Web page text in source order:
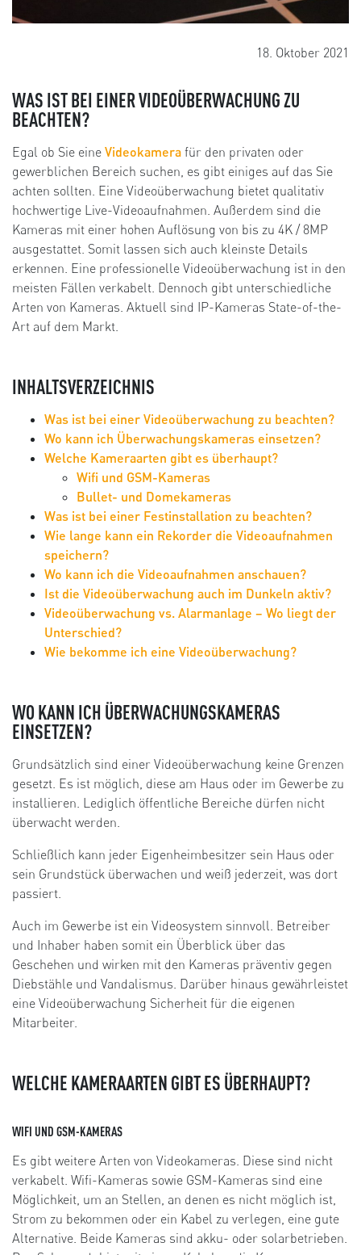
18. Oktober 2021
WAS IST BEI EINER VIDEOÜBERWACHUNG ZU
BEACHTEN?
Egal ob Sie eine Videokamera für den privaten oder
gewerblichen Bereich suchen, es gibt einiges auf das Sie
achten sollten. Eine Videoüberwachung bietet qualitativ
hochwertige Live-Videoaufnahmen. Außerdem sind die
Kameras mit einer hohen Auflösung von bis zu 4K / 8MP
ausgestattet. Somit lassen sich auch kleinste Details
erkennen. Eine professionelle Videoüberwachung ist in den
meisten Fällen verkabelt. Dennoch gibt unterschiedliche
Arten von Kameras. Aktuell sind IP-Kameras State-of-the-
Art auf dem Markt.
INHALTSVERZEICHNIS
Was ist bei einer Videoüberwachung zu beachten?
Wo kann ich Überwachungskameras einsetzen?
Welche Kameraarten gibt es überhaupt?
Wifi und GSM-Kameras
Bullet- und Domekameras
Was ist bei einer Festinstallation zu beachten?
Wie lange kann ein Rekorder die Videoaufnahmen
speichern?
Wo kann ich die Videoaufnahmen anschauen?
Ist die Videoüberwachung auch im Dunkeln aktiv?
Videoüberwachung vs. Alarmanlage – Wo liegt der
Unterschied?
Wie bekomme ich eine Videoüberwachung?
WO KANN ICH ÜBERWACHUNGSKAMERAS
EINSETZEN?
Grundsätzlich sind einer Videoüberwachung keine Grenzen
gesetzt. Es ist möglich, diese am Haus oder im Gewerbe zu
installieren. Lediglich öffentliche Bereiche dürfen nicht
überwacht werden.
Schließlich kann jeder Eigenheimbesitzer sein Haus oder
sein Grundstück überwachen und weiß jederzeit, was dort
passiert.
Auch im Gewerbe ist ein Videosystem sinnvoll. Betreiber
und Inhaber haben somit ein Überblick über das
Geschehen und wirken mit den Kameras präventiv gegen
Diebstähle und Vandalismus. Darüber hinaus gewährleistet
eine Videoüberwachung Sicherheit für die eigenen
Mitarbeiter.
WELCHE KAMERAARTEN GIBT ES ÜBERHAUPT?
WIFI UND GSM-KAMERAS
Es gibt weitere Arten von Videokameras. Diese sind nicht
verkabelt. Wifi-Kameras sowie GSM-Kameras sind eine
Möglichkeit, um an Stellen, an denen es nicht möglich ist,
Strom zu bekommen oder ein Kabel zu verlegen, eine gute
Alternative. Beide Kameras sind akku- oder solarbetrieben.